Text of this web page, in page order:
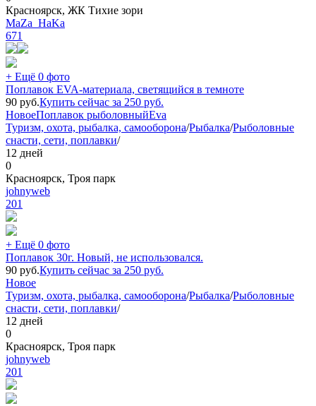
Красноярск, ЖК Тихие зори
MaZa_HaKa
671
+ Ещё 0 фото
Поплавок EVA-материала, светящийся в темноте
90 руб.Купить сейчас за 250 руб.
НовоеПоплавок рыболовныйEva
Туризм, охота, рыбалка, самооборона/Рыбалка/Рыболовные
снасти, сети, поплавки/
12 дней
0
Красноярск, Троя парк
johnyweb
201
+ Ещё 0 фото
Поплавок 30г. Новый, не использовался.
90 руб.Купить сейчас за 250 руб.
Новое
Туризм, охота, рыбалка, самооборона/Рыбалка/Рыболовные
снасти, сети, поплавки/
12 дней
0
Красноярск, Троя парк
johnyweb
201